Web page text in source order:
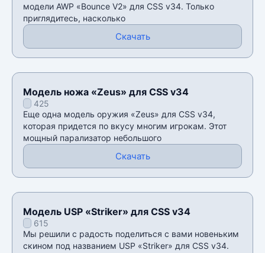
модели AWP «Bounce V2» для CSS v34. Только
приглядитесь, насколько
Скачать
Модель ножа «Zeus» для CSS v34
425
Еще одна модель оружия «Zeus» для CSS v34,
которая придется по вкусу многим игрокам. Этот
мощный парализатор небольшого
Скачать
Модель USP «Striker» для CSS v34
615
Мы решили с радость поделиться с вами новеньким
скином под названием USP «Striker» для CSS v34.